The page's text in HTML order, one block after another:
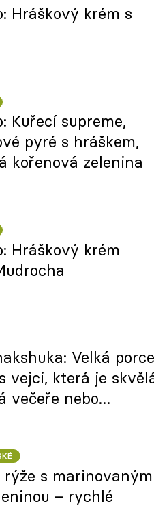
Hráškový krém s
Kuřecí supreme,
pyré s hráškem,
kořenová zelenina
Hráškový krém
Velká porce
vejci, která je
večeře nebo
snídaně
rýže s marinovaným
– rychlé